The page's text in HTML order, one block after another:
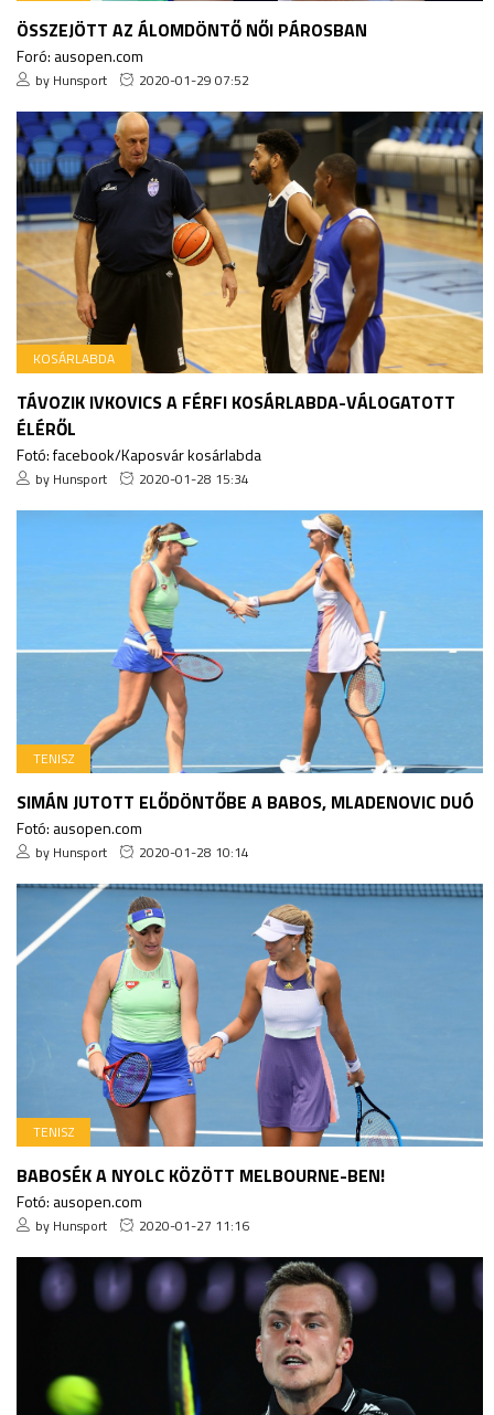
ÖSSZEJÖTT AZ ÁLOMDÖNTŐ NŐI PÁROSBAN
Foró: ausopen.com
by Hunsport 2020-01-29 07:52
KOSÁRLABDA
TÁVOZIK IVKOVICS A FÉRFI KOSÁRLABDA-VÁLOGATOTT
ÉLÉRŐL
Fotó: facebook/Kaposvár kosárlabda
by Hunsport 2020-01-28 15:34
TENISZ
SIMÁN JUTOTT ELŐDÖNTŐBE A BABOS, MLADENOVIC DUÓ
Fotó: ausopen.com
by Hunsport 2020-01-28 10:14
TENISZ
BABOSÉK A NYOLC KÖZÖTT MELBOURNE-BEN!
Fotó: ausopen.com
by Hunsport 2020-01-27 11:16